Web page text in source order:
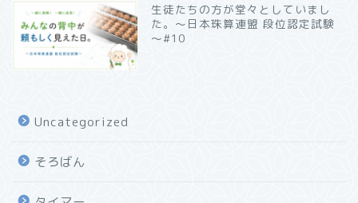
生徒たちの方が堂々としていまし
た。～日本珠算連盟 段位認定試験
～#10
Uncategorized
そろばん